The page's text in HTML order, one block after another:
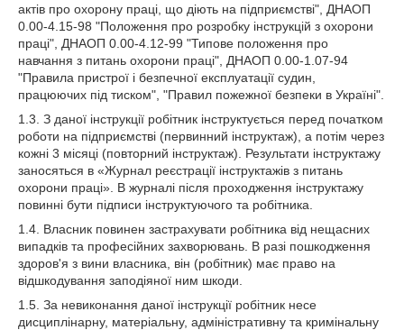
актів про охорону праці, що діють на підприємстві", ДНАОП
0.00-4.15-98 "Положення про розробку інструкцій з охорони
праці", ДНАОП 0.00-4.12-99 "Типове положення про
навчання з питань охорони праці", ДНАОП 0.00-1.07-94
"Правила пристрої і безпечної експлуатації судин,
працюючих під тиском", "Правил пожежної безпеки в Україні".
1.3. З даної інструкції робітник інструктується перед початком
роботи на підприємстві (первинний інструктаж), а потім через
кожні 3 місяці (повторний інструктаж). Результати інструктажу
заносяться в «Журнал реєстрації інструктажів з питань
охорони праці». В журналі після проходження інструктажу
повинні бути підписи інструктуючого та робітника.
1.4. Власник повинен застрахувати робітника від нещасних
випадків та професійних захворювань. В разі пошкодження
здоров'я з вини власника, він (робітник) має право на
відшкодування заподіяної ним шкоди.
1.5. За невиконання даної інструкції робітник несе
дисциплінарну, матеріальну, адміністративну та кримінальну